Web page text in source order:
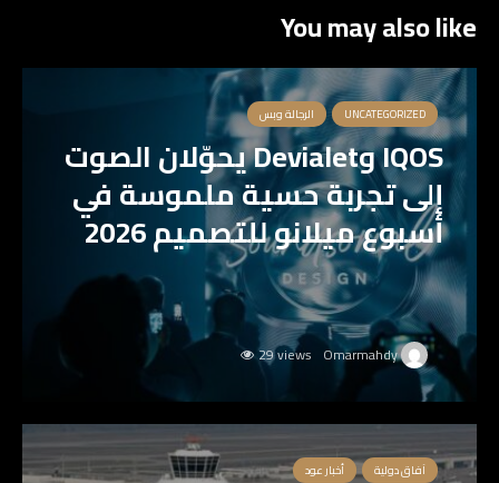
You may also like
UNCATEGORIZED الرجالة وبس
IQOS وDevialet يحوّلان الصوت
إلى تجربة حسية ملموسة في
أسبوع ميلانو للتصميم 2026
Omarmahdy
29 views
آفاق دولية أخبار عود